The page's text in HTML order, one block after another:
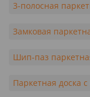
3-полосная
Замковая
Шип-паз
Паркетная доска